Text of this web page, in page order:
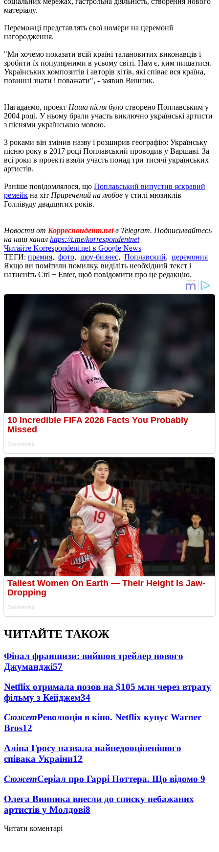
матеріалу.
Переможці представлять свої номери на церемонії
нагородження.
"Ми хочемо показати всій країні талановитих виконавців і
зробити їх популярними в усьому світі. Нам є, ким пишатися.
Українських композитів і авторів хітів, які співає вся країна,
повинні знати і поважати", - заявив Винник.
Нагадаємо, проект Наша пісня було створено Поплавським у
2004 році. У ньому брали участь виключно українські артисти
з піснями українською мовою.
З роками він змінив назву і розширив географію: Українську
пісню року в 2017 році Поплавський проводив у Варшаві. За
всі роки в проекті взяли участь понад три тисячі українських
артистів.
Раніше повідомлялося, що Поплавський випустив яскравий
ремейк на хіт Приречений на любов у стилі мюзиклів
Голлівуду двадцятих років.
Новости от Корреспондент.netв Telegram. Подписывайтесь
на наш канал https://t.me/korrespondentnet
Читайте Korrespondent.net в Google News
ТЕГИ: премия, фото, шоу-бизнес, Поплавский, церемония
Якщо ви помітили помилку, виділіть необхідний текст і
натисніть Ctrl + Enter, щоб повідомити про це редакцію.
ЧИТАЙТЕ ТАКОЖ
Фінал франшизи: вийшов трейлер нового
Джуманджі57
Netflix отримала позов на $105 млн через втрату
фільму з Кейджем34
СюжетРеволюція в кіно. Netflix купує Warner
Bros12
Аліна Гросу назвала найнедооціненішого
співака України12
СюжетСеріал про Гаррі Поттера. Що відомо 9
Олега Винника внесли до списку небажаних
артистів у Молдові8
Читати коментарі